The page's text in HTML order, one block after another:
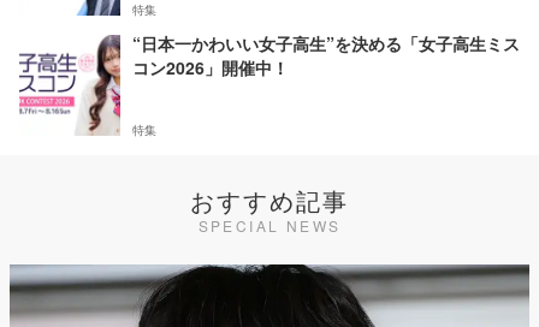
特集
“日本一かわいい女子高生”を決める「女子高生ミス
コン2026」開催中！
特集
おすすめ記事
SPECIAL NEWS